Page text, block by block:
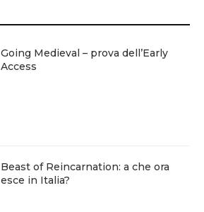
Going Medieval – prova dell’Early
Access
Beast of Reincarnation: a che ora
esce in Italia?